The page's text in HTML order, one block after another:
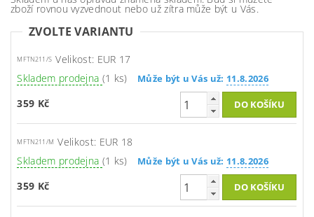
zboží rovnou vyzvednout nebo už zítra může být u Vás.
ZVOLTE VARIANTU
MFTN211/S Velikost: EUR 17
Skladem prodejna (1 ks) Může být u Vás už: 11.8.2026
359 Kč
MFTN211/M Velikost: EUR 18
Skladem prodejna (1 ks) Může být u Vás už: 11.8.2026
359 Kč